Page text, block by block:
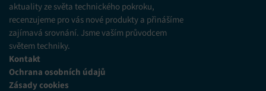
aktuality ze světa technického pokroku,
recenzujeme pro vás nové produkty a přinášíme
zajímavá srovnání. Jsme vaším průvodcem
světem techniky.
Kontakt
Ochrana osobních údajů
Zásady cookies